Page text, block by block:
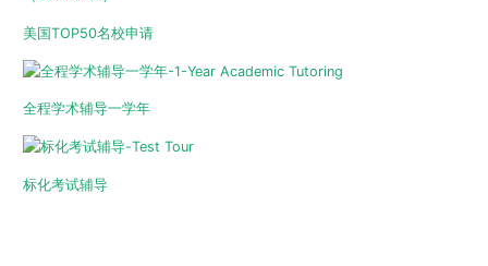
美国TOP50名校申请
全程学术辅导一学年
标化考试辅导